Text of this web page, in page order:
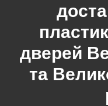
дверей
та